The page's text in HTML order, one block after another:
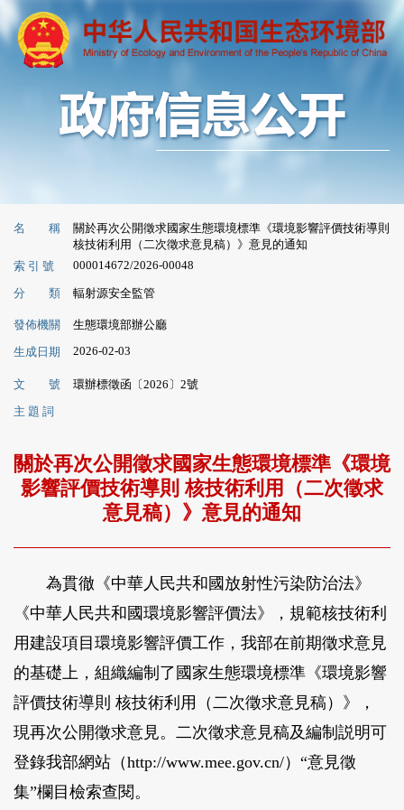
名 稱
關於再次公開徵求國家生態環境標準《環境影響評價技術導則
核技術利用（二次徵求意見稿）》意見的通知
索 引 號
000014672/2026-00048
分 類 輻射源安全監管
發佈機關
生態環境部辦公廳
生成日期
2026-02-03
文 號
環辦標徵函〔2026〕2號
主 題 詞
關於再次公開徵求國家生態環境標準《環境
影響評價技術導則 核技術利用（二次徵求
意見稿）》意見的通知
為貫徹《中華人民共和國放射性污染防治法》
《中華人民共和國環境影響評價法》，規範核技術利
用建設項目環境影響評價工作，我部在前期徵求意見
的基礎上，組織編制了國家生態環境標準《環境影響
評價技術導則 核技術利用（二次徵求意見稿）》，
現再次公開徵求意見。二次徵求意見稿及編制説明可
登錄我部網站（http://www.mee.gov.cn/）“意見徵
集”欄目檢索查閱。